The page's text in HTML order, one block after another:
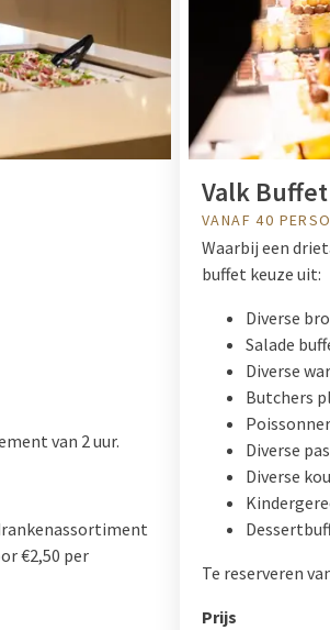
van 2 uur.
€2,50 per
Valk Buffet
VANAF 40
Waarbij een
buffet keuze uit:
Diverse
Salade
Diverse
Butchers
Diverse
Diverse
Te reserveren
Prijs